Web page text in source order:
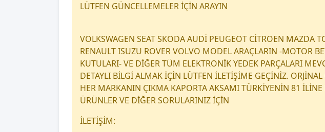
LÜTFEN GÜNCELLEMELER İÇİN ARAYIN
VOLKSWAGEN SEAT SKODA AUDİ PEUGEOT CİTROEN MAZDA
RENAULT ISUZU ROVER VOLVO MODEL ARAÇLARIN -MOTOR
KUTULARI- VE DİĞER TÜM ELEKTRONİK YEDEK PARÇALARI
DETAYLI BİLGİ ALMAK İÇİN LÜTFEN İLETİŞİME GEÇİNİZ.
HER MARKANIN ÇIKMA KAPORTA AKSAMI TÜRKİYENİN 81
ÜRÜNLER VE DİĞER SORULARINIZ İÇİN
İLETİŞİM: